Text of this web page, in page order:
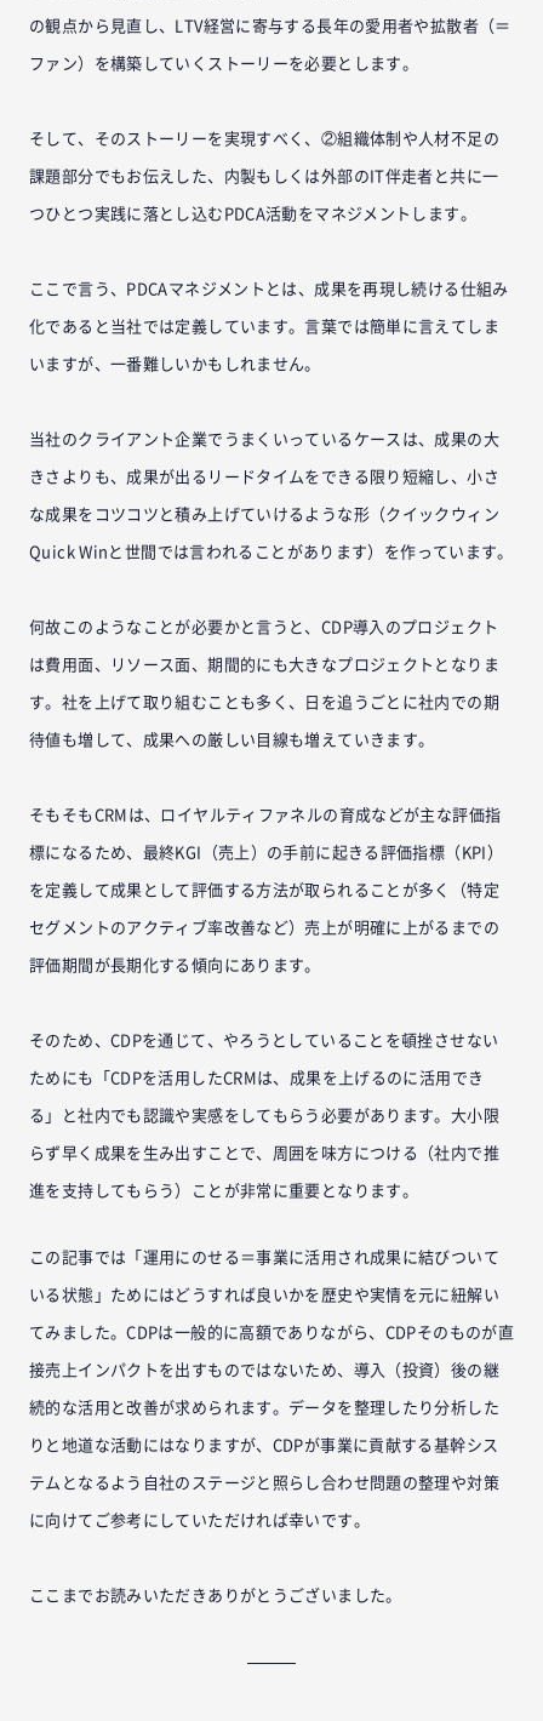
の観点から見直し、LTV経営に寄与する長年の愛用者や拡散者（＝
ファン）を構築していくストーリーを必要とします。
そして、そのストーリーを実現すべく、②組織体制や人材不足の
課題部分でもお伝えした、内製もしくは外部のIT伴走者と共に一
つひとつ実践に落とし込むPDCA活動をマネジメントします。
ここで言う、PDCAマネジメントとは、成果を再現し続ける仕組み
化であると当社では定義しています。言葉では簡単に言えてしま
いますが、一番難しいかもしれません。
当社のクライアント企業でうまくいっているケースは、成果の大
きさよりも、成果が出るリードタイムをできる限り短縮し、小さ
な成果をコツコツと積み上げていけるような形（クイックウィン
Quick Winと世間では言われることがあります）を作っています。
何故このようなことが必要かと言うと、CDP導入のプロジェクト
は費用面、リソース面、期間的にも大きなプロジェクトとなりま
す。社を上げて取り組むことも多く、日を追うごとに社内での期
待値も増して、成果への厳しい目線も増えていきます。
そもそもCRMは、ロイヤルティファネルの育成などが主な評価指
標になるため、最終KGI（売上）の手前に起きる評価指標（KPI）
を定義して成果として評価する方法が取られることが多く（特定
セグメントのアクティブ率改善など）売上が明確に上がるまでの
評価期間が長期化する傾向にあります。
そのため、CDPを通じて、やろうとしていることを頓挫させない
ためにも「CDPを活用したCRMは、成果を上げるのに活用でき
る」と社内でも認識や実感をしてもらう必要があります。大小限
らず早く成果を生み出すことで、周囲を味方につける（社内で推
進を支持してもらう）ことが非常に重要となります。
この記事では「運用にのせる＝事業に活用され成果に結びついて
いる状態」ためにはどうすれば良いかを歴史や実情を元に紐解い
てみました。CDPは一般的に高額でありながら、CDPそのものが直
接売上インパクトを出すものではないため、導入（投資）後の継
続的な活用と改善が求められます。データを整理したり分析した
りと地道な活動にはなりますが、CDPが事業に貢献する基幹シス
テムとなるよう自社のステージと照らし合わせ問題の整理や対策
に向けてご参考にしていただければ幸いです。
ここまでお読みいただきありがとうございました。